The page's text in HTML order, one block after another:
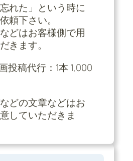
れた」という時に
頼下さい。
どはお客様側で用
きます。
投稿代行：1本 1,000
どの文章などはお
していただきま